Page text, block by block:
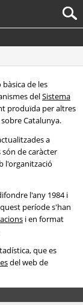
de les
delSistema
produïda per altres
Catalunya.
a
són de caràcter
l'organització
l'any 1984 i
període s'han
i en format
que es
del web de